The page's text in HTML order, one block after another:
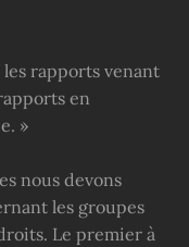
rapports venant
en
»
nous devons
les groupes
Le premier à